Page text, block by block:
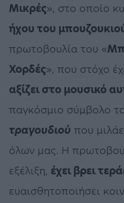
Μικρές», στο οποίο
ήχου του
πρωτοβουλία του «
Χορδές», που στόχο
αξίζει στο μουσικό
παγκόσμιο σύμβολο
τραγουδιού που
όλων μας. Η
εξέλιξη, έχει βρει
ευαισθητοποιήσει